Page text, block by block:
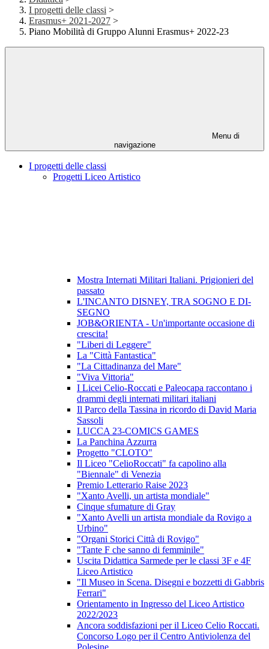
I progetti delle classi >
Erasmus+ 2021-2027 >
Piano Mobilità di Gruppo Alunni Erasmus+ 2022-23
Menu di
navigazione
I progetti delle classi
Progetti Liceo Artistico
Mostra Internati Militari Italiani. Prigionieri del
passato
L'INCANTO DISNEY, TRA SOGNO E DI-
SEGNO
JOB&ORIENTA - Un'importante occasione di
crescita!
"Liberi di Leggere"
La "Città Fantastica"
"La Cittadinanza del Mare"
"Viva Vittoria"
I Licei Celio-Roccati e Paleocapa raccontano i
drammi degli internati militari italiani
Il Parco della Tassina in ricordo di David Maria
Sassoli
LUCCA 23-COMICS GAMES
La Panchina Azzurra
Progetto "CLOTO"
Il Liceo "CelioRoccati" fa capolino alla
"Biennale" di Venezia
Premio Letterario Raise 2023
"Xanto Avelli, un artista mondiale"
Cinque sfumature di Gray
"Xanto Avelli un artista mondiale da Rovigo a
Urbino"
"Organi Storici Città di Rovigo"
"Tante F che sanno di femminile"
Uscita Didattica Sarmede per le classi 3F e 4F
Liceo Artistico
"Il Museo in Scena. Disegni e bozzetti di Gabbris
Ferrari"
Orientamento in Ingresso del Liceo Artistico
2022/2023
Ancora soddisfazioni per il Liceo Celio Roccati.
Concorso Logo per il Centro Antiviolenza del